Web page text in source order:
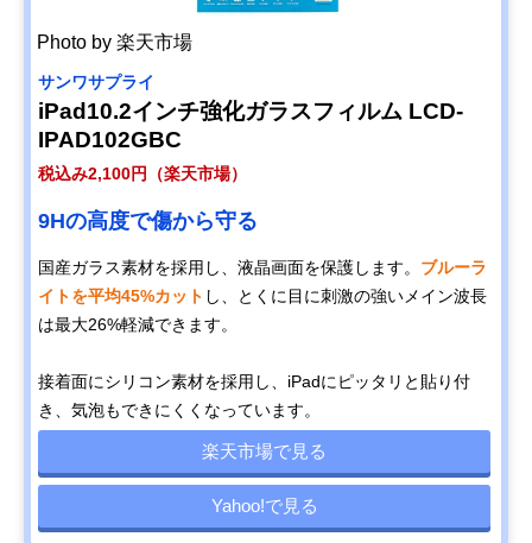
Photo by 楽天市場
サンワサプライ
iPad10.2インチ強化ガラスフィルム LCD-
IPAD102GBC
税込み2,100円（楽天市場）
9Hの高度で傷から守る
国産ガラス素材を採用し、液晶画面を保護します。 ブルーラ
イトを平均45%カット し、とくに目に刺激の強いメイン波長
は最大26%軽減できます。
接着面にシリコン素材を採用し、iPadにピッタリと貼り付
き、気泡もできにくくなっています。
楽天市場で見る
Yahoo!で見る